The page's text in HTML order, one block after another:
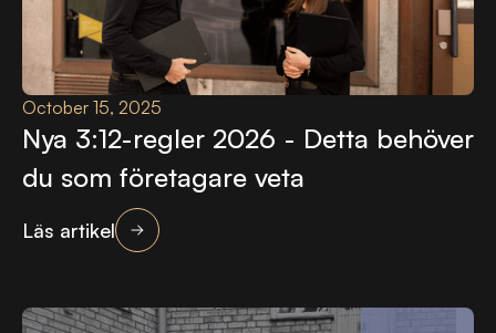
October 15, 2025
Nya 3:12-regler 2026 - Detta behöver
du som företagare veta
Läs artikel